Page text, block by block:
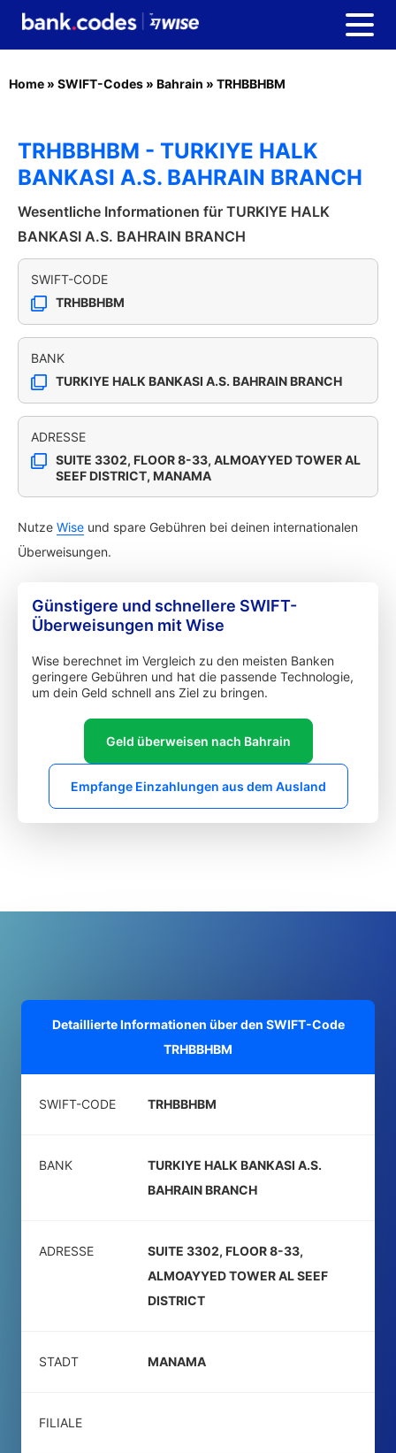
Home » SWIFT-Codes » Bahrain » TRHBBHBM
TRHBBHBM - TURKIYE HALK
BANKASI A.S. BAHRAIN BRANCH
Wesentliche Informationen für TURKIYE HALK
BANKASI A.S. BAHRAIN BRANCH
SWIFT-CODE
TRHBBHBM
BANK
TURKIYE HALK BANKASI A.S. BAHRAIN BRANCH
ADRESSE
SUITE 3302, FLOOR 8-33, ALMOAYYED TOWER AL
SEEF DISTRICT, MANAMA
Nutze Wise und spare Gebühren bei deinen internationalen
Überweisungen.
Günstigere und schnellere SWIFT-
Überweisungen mit Wise
Wise berechnet im Vergleich zu den meisten Banken
geringere Gebühren und hat die passende Technologie,
um dein Geld schnell ans Ziel zu bringen.
Geld überweisen nach Bahrain
Empfange Einzahlungen aus dem Ausland
Detaillierte Informationen über den SWIFT-Code
TRHBBHBM
SWIFT-CODE TRHBBHBM
BANK
TURKIYE HALK BANKASI A.S.
BAHRAIN BRANCH
ADRESSE
SUITE 3302, FLOOR 8-33,
ALMOAYYED TOWER AL SEEF
DISTRICT
STADT MANAMA
FILIALE